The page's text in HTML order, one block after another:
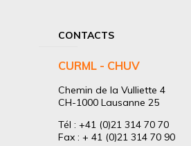
CONTACTS
CURML - CHUV
Chemin de la Vulliette 4
CH-1000 Lausanne 25
Tél : +41 (0)21 314 70 70
Fax : + 41 (0)21 314 70 90